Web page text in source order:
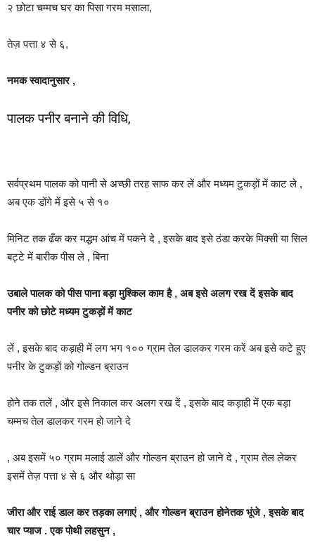
२ छोटा चम्मच घर का पिसा गरम मसाला,
तेज़ पत्ता ४ से ६,
नमक स्वादानुसार ,
पालक पनीर बनाने की विधि,
सर्वप्रथम पालक को पानी से अच्छी तरह साफ कर लें और मध्यम टुकड़ों में काट ले ,
अब एक डोंगे में इसे ५ से १०
मिनिट तक ढँक कर मद्धम आंच में पकने दे , इसके बाद इसे ठंडा करके मिक्सी या सिल
बट्टे में बारीक पीस ले , बिना
उबाले पालक को पीस पाना बड़ा मुश्किल काम है , अब इसे अलग रख दें इसके बाद
पनीर को छोटे मध्यम टुकड़ों में काट
लें , इसके बाद कड़ाही में लग भग १०० ग्राम तेल डालकर गरम करें अब इसे कटे हुए
पनीर के टुकड़ों को गोल्डन ब्राउन
होने तक तलें , और इसे निकाल कर अलग रख दें , इसके बाद कड़ाही में एक बड़ा
चम्मच तेल डालकर गरम हो जाने दे
, अब इसमें ५० ग्राम मलाई डालें और गोल्डन ब्राउन हो जाने दे , ग्राम तेल लेकर
इसमें तेज़ पत्ता ४ से ६ और थोड़ा सा
जीरा और राई डाल कर तड़का लगाएं , और गोल्डन ब्राउन होनेतक भूंजे , इसके बाद
चार प्याज . एक पोथी लहसुन ,